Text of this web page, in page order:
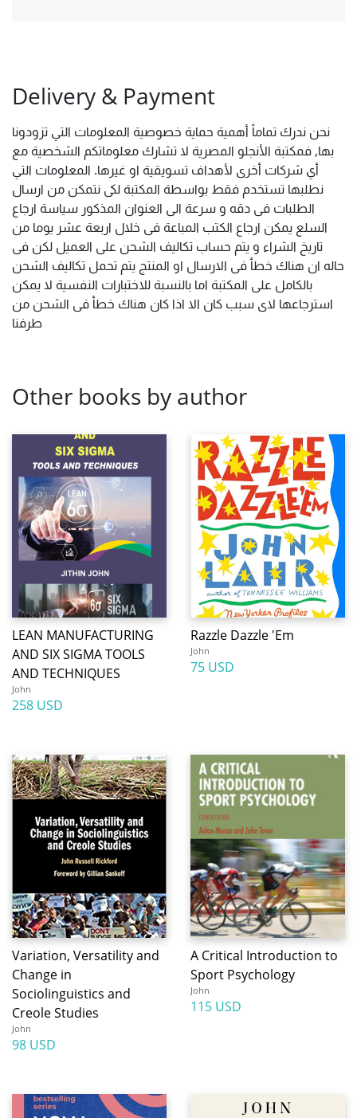
Delivery & Payment
نحن ندرك تماماً أهمية حماية خصوصية المعلومات التي تزودونا
بها, فمكتبة الأنجلو المصرية لا تشارك معلوماتكم الشخصية مع
أي شركات أخرى لأهداف تسويقية او غيرها. المعلومات التي
نطلبها تستخدم فقط بواسطة المكتبة لكى نتمكن من ارسال
الطلبات فى دقه و سرعة الى العنوان المذكور سياسة ارجاع
السلع يمكن ارجاع الكتب المباعة فى خلال اربعة عشر يوما من
تاريخ الشراء و يتم حساب تكاليف الشحن على العميل لكن فى
حاله ان هناك خطأ فى الارسال او المنتج يتم تحمل تكاليف الشحن
بالكامل على المكتبة اما بالنسبة للاختبارات النفسية لا يمكن
استرجاعها لاى سبب كان الا اذا كان هناك خطأ فى الشحن من
طرفنا
Other books by author
LEAN MANUFACTURING
AND SIX SIGMA TOOLS
AND TECHNIQUES
John
258 USD
Razzle Dazzle 'Em
John
75 USD
Variation, Versatility and
Change in
Sociolinguistics and
Creole Studies
John
98 USD
A Critical Introduction to
Sport Psychology
John
115 USD